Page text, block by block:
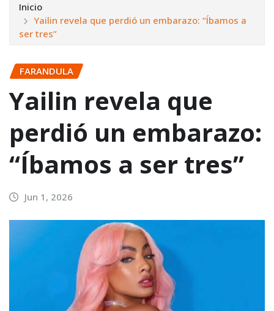
Inicio
Yailin revela que perdió un embarazo: “Íbamos a
ser tres”
FARANDULA
Yailin revela que
perdió un embarazo:
“Íbamos a ser tres”
Jun 1, 2026